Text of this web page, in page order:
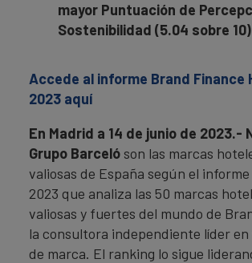
mayor Puntuación de
Sostenibilidad (5.04 sobre
Accede al informe Brand Finance
2023 aquí
En Madrid a 14 de junio de 2023.-
Grupo Barceló son las marcas
valiosas de España según el
2023 que analiza las 50 marcas
valiosas y fuertes del mundo de
la consultora independiente líder
de marca. El ranking lo sigue